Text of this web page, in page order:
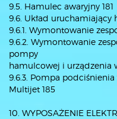
9.5. Hamulec awaryjny 181
9.6. Układ uruchamiający
9.6.1. Wymontowanie
9.6.2. Wymontowanie
pompy
hamulcowej i urządzenia
9.6.3. Pompa
Multijet 185
10. WYPOSAŻENIE